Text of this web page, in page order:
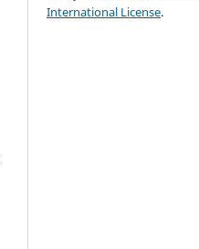
International License.